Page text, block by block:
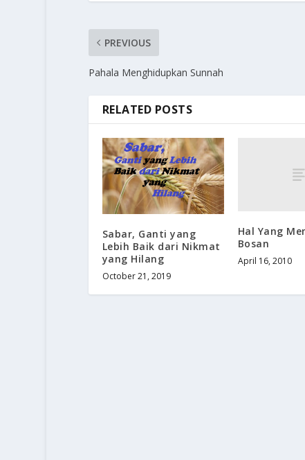
PREVIOUS
Pahala Menghidupkan Sunnah
RELATED POSTS
Sabar, Ganti yang
Lebih Baik dari Nikmat
yang Hilang
October 21, 2019
Hal Yang
Bosan
April 16, 2010